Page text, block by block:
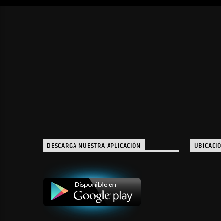
DESCARGA NUESTRA APLICACIÓN